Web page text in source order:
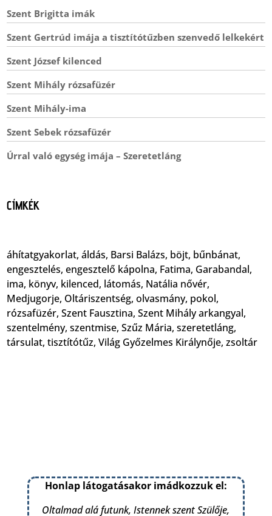
Szent Brigitta imák
Szent Gertrúd imája a tisztítótűzben szenvedő lelkekért
Szent József kilenced
Szent Mihály rózsafüzér
Szent Mihály-ima
Szent Sebek rózsafüzér
Úrral való egység imája – Szeretetláng
CÍMKÉK
áhítatgyakorlat,áldás, Barsi Balázs, böjt, bűnbánat,
engesztelés,engesztelő kápolna, Fatima, Garabandal,
ima, könyv, kilenced, látomás, Natália nővér,
Medjugorje, Oltáriszentség,olvasmány, pokol,
rózsafüzér,Szent Fausztina,Szent Mihály arkangyal,
szentelmény,szentmise,Szűz Mária,szeretetláng,
társulat,tisztítótűz,Világ Győzelmes Királynője,zsoltár
Honlap látogatásakor imádkozzuk el:
Oltalmad alá futunk, Istennek szent Szülője,